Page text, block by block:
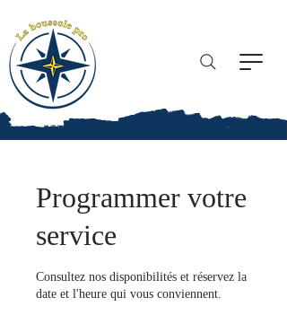
Programmer votre
service
Consultez nos disponibilités et réservez la
date et l'heure qui vous conviennent.